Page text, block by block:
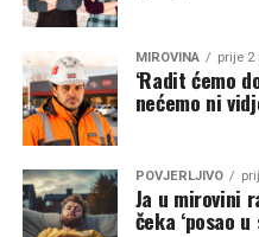
MIROVINA prije 2
‘Radit ćemo
nećemo ni
POVJERLJIVO
Ja u mirovini
čeka ‘posao